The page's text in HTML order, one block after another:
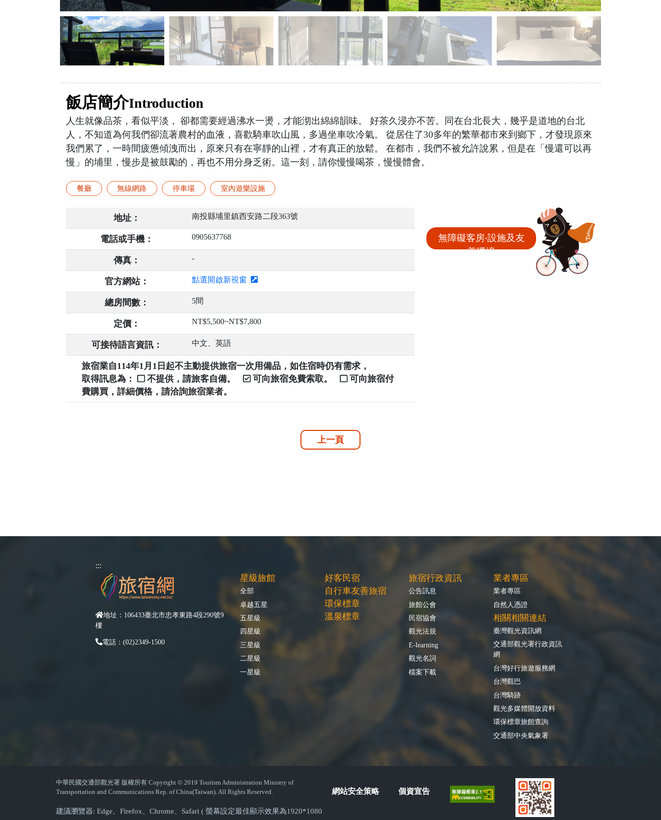
飯店簡介Introduction
人生就像品茶，看似平淡， 卻都需要經過沸水一燙，才能沏出綿綿韻味。 好茶久浸亦不苦。 ​同在台北長大，幾乎是道地的台北
人，不知道為何我們卻流著農村的血液，喜歡騎車吹山風，多過坐車吹冷氣。 從居住了30多年的繁華都市來到鄉下，才發現原來
我們累了，一時間疲憊傾洩而出，原來只有在寧靜的山裡，才有真正的放鬆。 在都市，我們不被允許說累，但是在「慢還可以再
慢」的埔里，慢步是被鼓勵的，再也不用分身乏術。這一刻，請你慢慢喝茶，慢慢體會。
餐廳 無線網路 停車場 室內遊樂設施
地址： 南投縣埔里鎮西安路二段363號
電話或手機： 0905637768
傳真： -
官方網站： 點選開啟新視窗
總房間數： 5間
定價： NT$5,500~NT$7,800
可接待語言資訊： 中文、英語
旅宿業自114年1月1日起不主動提供旅宿一次用備品，如住宿時仍有需求，
取得訊息為：
不提供，請旅客自備。 可向旅宿免費索取。
可向旅宿付
費購買，詳細價格，請洽詢旅宿業者。
無障礙客房‧設施及友
善環境
上一頁
:::
地址：106433臺北市忠孝東路4段290號9
樓
電話：(02)2349-1500
星級旅館
全部
卓越五星
五星級
四星級
三星級
二星級
一星級
好客民宿
自行車友善旅宿
環保標章
溫泉標章
旅宿行政資訊
公告訊息
旅館公會
民宿協會
觀光法規
E-learning
觀光名詞
檔案下載
業者專區
業者專區
自然人憑證
相關相關連結
臺灣觀光資訊網
交通部觀光署行政資訊
網
台灣好行旅遊服務網
台灣觀巴
台灣騎跡
觀光多媒體開放資料
環保標章旅館查詢
交通部中央氣象署
中華民國交通部觀光署 版權所有 Copyright © 2019 Tourism Administration Ministry of
Transportation and Communications Rep. of China(Taiwan). All Rights Reserved.
建議瀏覽器: Edge、Firefox、Chrome、Safari ( 螢幕設定最佳顯示效果為1920*1080
網站安全策略 個資宣告